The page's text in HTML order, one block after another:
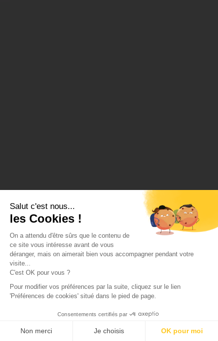
Salut c'est nous...
les Cookies !
On a attendu d'être sûrs que le contenu de
ce site vous intéresse avant de vous
déranger, mais on aimerait bien vous accompagner pendant votre
visite...
C'est OK pour vous ?
Pour modifier vos préférences par la suite, cliquez sur le lien
'Préférences de cookies' situé dans le pied de page.
Consentements certifiés par
Non merci Je choisis OK pour moi